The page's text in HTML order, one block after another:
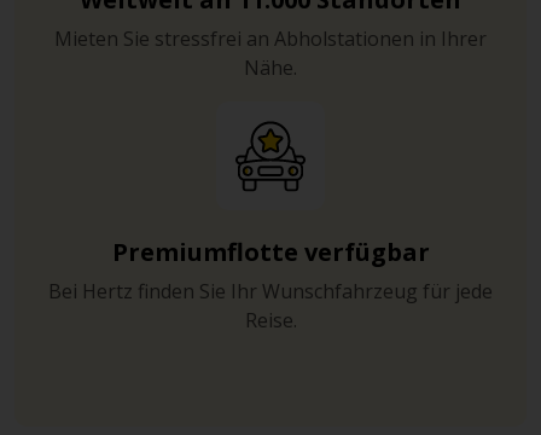
Mieten Sie stressfrei an Abholstationen in Ihrer
Nähe.
Premiumflotte verfügbar
Bei Hertz finden Sie Ihr Wunschfahrzeug für jede
Reise.